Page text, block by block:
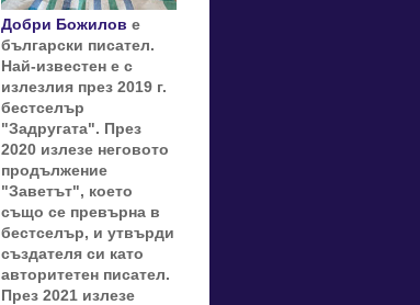
Добри Божилов е
български писател.
Най-известен е с
излезлия през 2019 г.
бестселър
"Задругата". През
2020 излезе неговото
продължение
"Заветът", което
също се превърна в
бестселър, и утвърди
създателя си като
авторитетен писател.
През 2021 излезе